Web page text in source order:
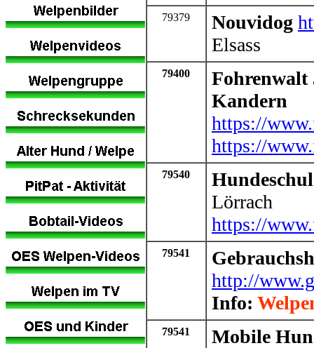
79379 Nouvidog
Elsass
79400
Fohrenwalt
Kandern
https://
https://
79540
Lörrach
https://
79541
http://
Info:
79541 Mobile